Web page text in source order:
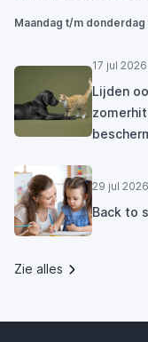
Maandag t/m
17 jul 2026
Lijden
29 jul 2026
Back to
Zie alles